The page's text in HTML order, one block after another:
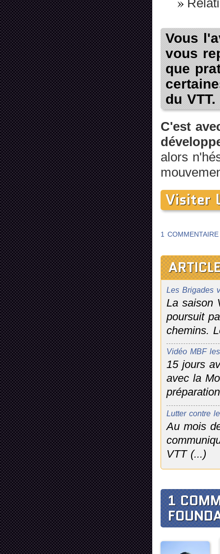
Vous
vous
que
du VTT.
C'est
alors
Visiter
1 COMMENTAIRE
Les Brigades
La saison
poursuit
chemins.
Vidéo MBF
15 jours
avec la
Lutter contre
Au mois
VTT (...)
1